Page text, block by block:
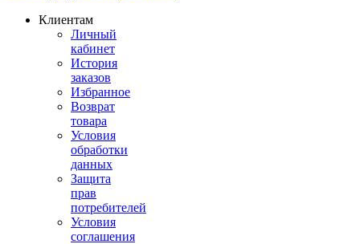
Клиентам
Личный
кабинет
История
заказов
Избранное
Возврат
товара
Условия
обработки
данных
Защита
прав
потребителей
Условия
соглашения